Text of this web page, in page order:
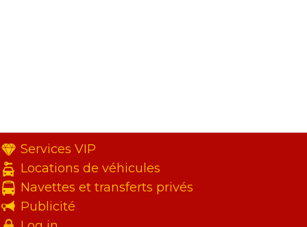
Services VIP
Locations de véhicules
Navettes et transferts privés
Publicité